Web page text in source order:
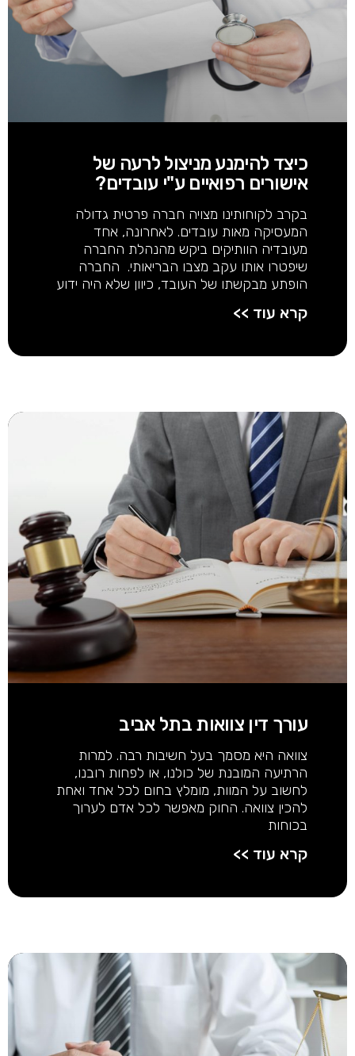
כיצד להימנע מניצול לרעה של
אישורים רפואיים ע"י עובדים?
בקרב לקוחותינו מצויה חברה פרטית גדולה
המעסיקה מאות עובדים. לאחרונה, אחד
מעובדיה הוותיקים ביקש מהנהלת החברה
שיפטרו אותו עקב מצבו הבריאותי. החברה
הופתע מבקשתו של העובד, כיוון שלא היה ידוע
קרא עוד >>
עורך דין צוואות בתל אביב
צוואה היא מסמך בעל חשיבות רבה. למרות
הרתיעה המובנת של כולנו, או לפחות רובנו,
לחשוב על המוות, מומלץ בחום לכל אחד ואחת
להכין צוואה. החוק מאפשר לכל אדם לערוך
בכוחות
קרא עוד >>